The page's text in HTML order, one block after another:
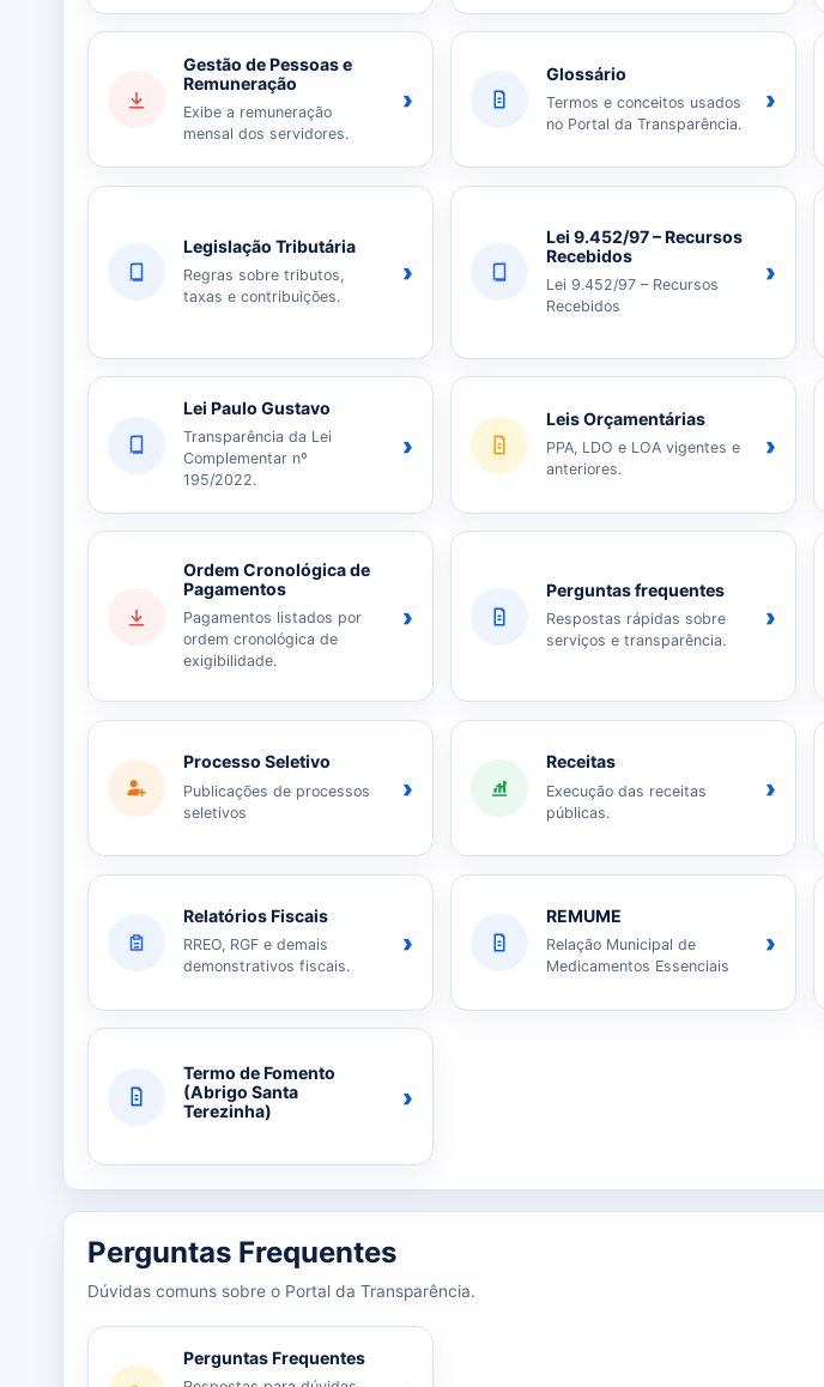
Gestão de Pessoas e
Remuneração
Exibe a remuneração
mensal dos servidores.
›
Glossário
Termos e conceitos usados
no Portal da Transparência.
›
Legislação Tributária
Regras sobre tributos,
taxas e contribuições.
›
Lei 9.452/97 – Recursos
Recebidos
Lei 9.452/97 – Recursos
Recebidos
›
Lei Paulo Gustavo
Transparência da Lei
Complementar nº
195/2022.
›
Leis Orçamentárias
PPA, LDO e LOA vigentes e
anteriores.
›
Ordem Cronológica de
Pagamentos
Pagamentos listados por
ordem cronológica de
exigibilidade.
›
Perguntas frequentes
Respostas rápidas sobre
serviços e transparência.
›
Processo Seletivo
Publicações de processos
seletivos
›
Receitas
Execução das receitas
públicas.
›
Relatórios Fiscais
RREO, RGF e demais
demonstrativos fiscais.
›
REMUME
Relação Municipal de
Medicamentos Essenciais
›
Termo de Fomento
(Abrigo Santa
Terezinha)
›
Perguntas Frequentes
Dúvidas comuns sobre o Portal da Transparência.
Perguntas Frequentes